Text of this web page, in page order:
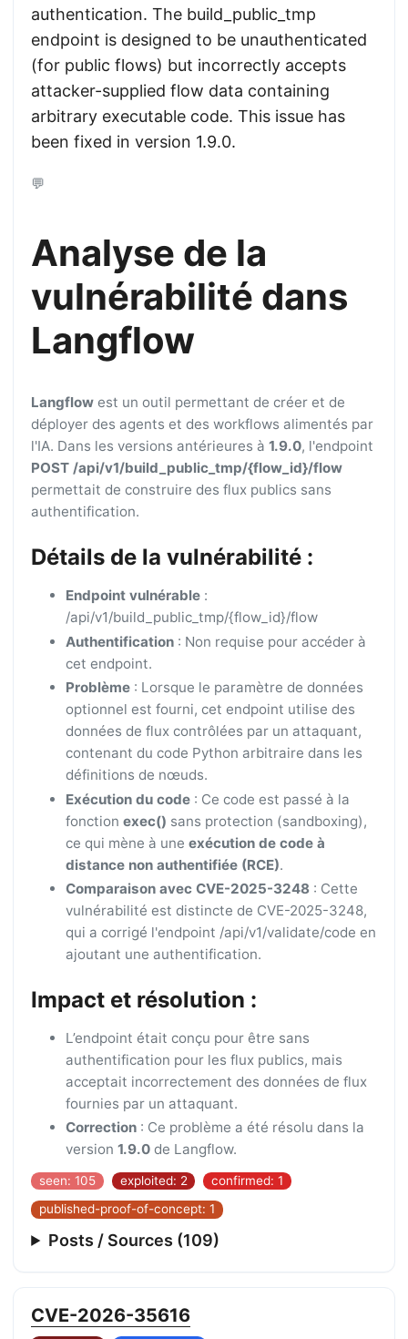
authentication. The build_public_tmp
endpoint is designed to be unauthenticated
(for public flows) but incorrectly accepts
attacker-supplied flow data containing
arbitrary executable code. This issue has
been fixed in version 1.9.0.
💬
Analyse de la
vulnérabilité dans
Langflow
Langflow est un outil permettant de créer et de
déployer des agents et des workflows alimentés par
l'IA. Dans les versions antérieures à1.9.0, l'endpoint
POST /api/v1/build_public_tmp/{flow_id}/flow
permettait de construire des flux publics sans
authentification.
Détails de la vulnérabilité :
Endpoint vulnérable:
/api/v1/build_public_tmp/{flow_id}/flow
Authentification: Non requise pour accéder à
cet endpoint.
Problème: Lorsque le paramètre de données
optionnel est fourni, cet endpoint utilise des
données de flux contrôlées par un attaquant,
contenant du code Python arbitraire dans les
définitions de nœuds.
Exécution du code: Ce code est passé à la
fonction exec() sans protection (sandboxing),
ce qui mène à une exécution de code à
distance non authentifiée (RCE).
Comparaison avec CVE-2025-3248: Cette
vulnérabilité est distincte de CVE-2025-3248,
qui a corrigé l'endpoint /api/v1/validate/code en
ajoutant une authentification.
Impact et résolution :
L’endpoint était conçu pour être sans
authentification pour les flux publics, mais
acceptait incorrectement des données de flux
fournies par un attaquant.
Correction: Ce problème a été résolu dans la
version 1.9.0de Langflow.
seen: 105 exploited: 2
confirmed: 1
published-proof-of-concept: 1
Posts / Sources (109)
CVE-2026-35616